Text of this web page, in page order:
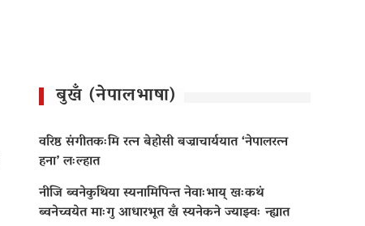
बुखँ (नेपालभाषा)
वरिष्ठ संगीतकःमि रत्न बेहोसी बज्राचार्ययात ‘नेपालरत्न
हना’ लःल्हात
नीजि ब्वनेकुथिया स्यनामिपिन्त नेवाःभाय् खःकथं
ब्वनेच्वयेत माःगु आधारभूत खँ स्यनेकने ज्याझ्वः न्ह्यात